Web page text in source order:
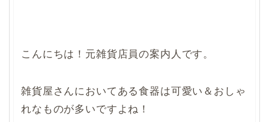
こんにちは！元雑貨店員の案内人です。
雑貨屋さんにおいてある食器は可愛い＆おしゃ
れなものが多いですよね！